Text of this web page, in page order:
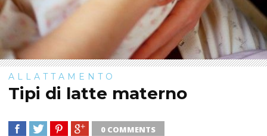
ALLATTAMENTO
Tipi di latte materno
0 COMMENTS